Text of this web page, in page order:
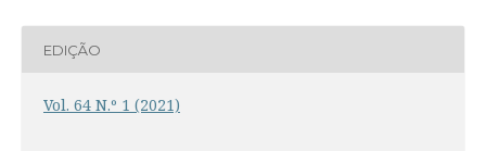
EDIÇÃO
Vol. 64 N.º 1 (2021)